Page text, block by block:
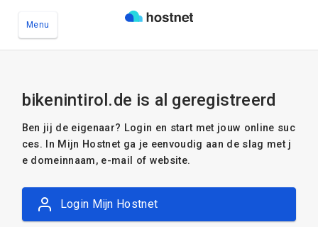
Menu
bikenintirol.de is al geregistreerd
Ben jij de eigenaar? Login en start met jouw online suc
ces. In Mijn Hostnet ga je eenvoudig aan de slag met j
e domeinnaam, e-mail of website.
Login Mijn Hostnet